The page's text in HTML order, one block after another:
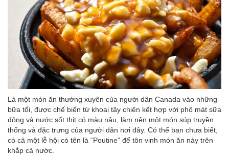
Là một món ăn thường xuyên của người dân Canada vào những
bữa tối, được chế biến từ khoai tây chiên kết hợp với phô mát sữa
đông và nước sốt thịt có màu nâu, làm nên một món súp truyền
thống và đặc trưng của người dân nơi đây. Có thể bạn chưa biết,
có cả một lễ hội có tên là “Poutine” để tôn vinh món ăn này trên
khắp cả nước.